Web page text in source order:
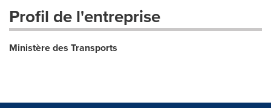
Profil de l'entreprise
Ministère des Transports